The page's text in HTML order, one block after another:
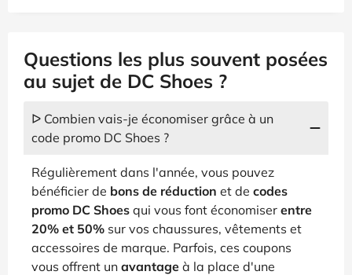
Questions les plus souvent posées
au sujet de DC Shoes ?
ᐅ Combien vais-je économiser grâce à un
code promo DC Shoes ?
Régulièrement dans l'année, vous pouvez
bénéficier de bons de réduction et de codes
promo DC Shoes qui vous font économiser entre
20% et 50% sur vos chaussures, vêtements et
accessoires de marque. Parfois, ces coupons
vous offrent un avantage à la place d'une